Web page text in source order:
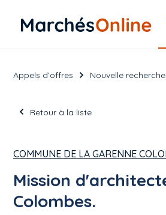
Appels d’offres Nouvelle recherche
Retour à la liste
COMMUNE DE LA GARENNE
Mission
Colombes.